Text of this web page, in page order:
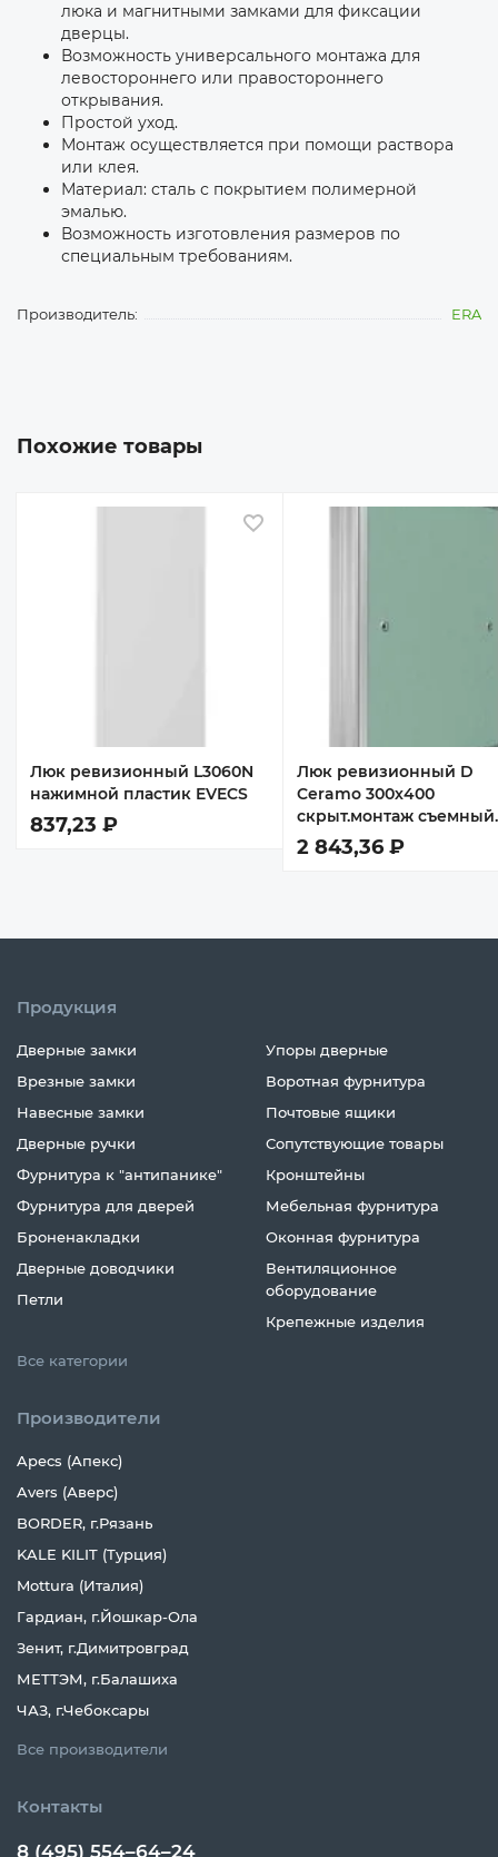
люка и магнитными замками для фиксации
дверцы.
Возможность универсального монтажа для
левостороннего или правостороннего
открывания.
Простой уход.
Монтаж осуществляется при помощи раствора
или клея.
Материал: сталь с покрытием полимерной
эмалью.
Возможность изготовления размеров по
специальным требованиям.
Производитель: ERA
Похожие товары
Люк ревизионный L3060N
нажимной пластик EVECS
837,23 ₽
В избранное
Люк ревизионный D
Ceramo 300х400
скрыт.монтаж съемный
алюминий EVECS
2 843,36 ₽
Продукция
Дверные замки
Врезные замки
Навесные замки
Дверные ручки
Фурнитура к "антипанике"
Фурнитура для дверей
Броненакладки
Дверные доводчики
Петли
Упоры дверные
Воротная фурнитура
Почтовые ящики
Сопутствующие товары
Кронштейны
Мебельная фурнитура
Оконная фурнитура
Вентиляционное
оборудование
Крепежные изделия
Все категории
Производители
Apecs (Апекс)
Avers (Аверс)
BORDER, г.Рязань
KALE KILIT (Турция)
Mottura (Италия)
Гардиан, г.Йошкар-Ола
Зенит, г.Димитровград
МЕТТЭМ, г.Балашиха
ЧАЗ, г.Чебоксары
Все производители
Контакты
8 (495) 554–64–24